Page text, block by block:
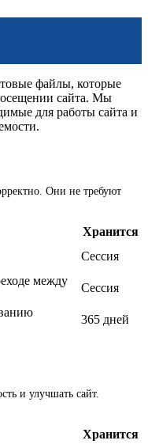
файлы, которые
сайта. Мы
для работы сайта и
Они не требуют
Хранится
Сессия
между
Сессия
365 дней
и улучшать сайт.
Хранится